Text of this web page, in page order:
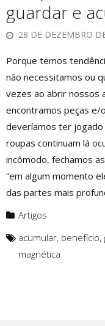
guardar e
28 DE DEZEMBRO
Porque temos
não necessitamos ou
vezes ao abrir nossos
encontramos peças e/
deveríamos ter
roupas continuam lá
incômodo, fechamos
“em algum momento
das partes mais
Artigos
acumular, benefício,
magnética